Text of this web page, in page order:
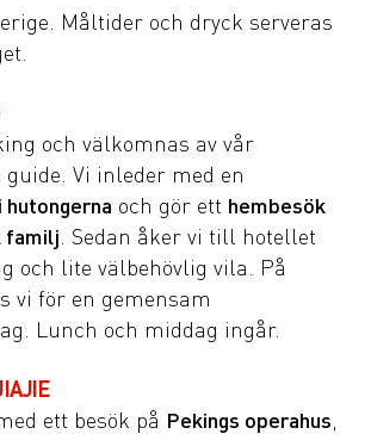
Måltider och dryck serveras
och välkomnas av vår
Vi inleder med en
och gör ett hembesök
familj . Sedan åker vi till hotellet
och lite välbehövlig vila. På
vi för en gemensam
Lunch och middag ingår.
ett besök på Pekings operahus